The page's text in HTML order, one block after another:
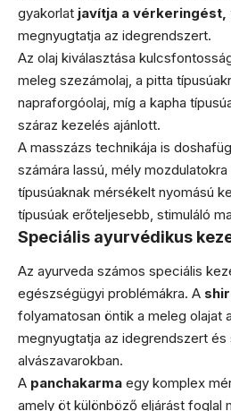
gyakorlat javítja a vérkeringést,
megnyugtatja az idegrendszert.
Az olaj kiválasztása
meleg szezámolaj, a pitta
napraforgóolaj, míg a kapha
száraz kezelés ajánlott.
A masszázs technikája is
számára lassú, mély
típusúaknak mérsékelt nyomású
típusúak erőteljesebb, stimuláló
Speciális ayurvédikus
Az ayurveda számos speciális
egészségügyi problémákra. A
folyamatosan öntik a meleg olajat
megnyugtatja az idegrendszert és
alvászavarokban.
A panchakarma egy komplex
amely öt különböző eljárást foglal